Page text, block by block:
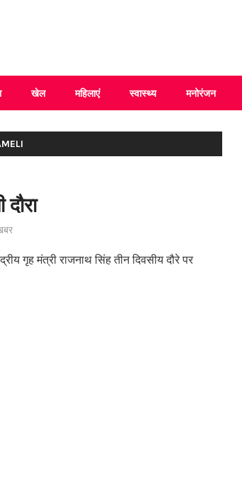
खेल महिलाएं स्वास्थ्य मनोरंजन
गृह मंत्री राजनाथ सिंह तीन दिवसीय दौरे पर